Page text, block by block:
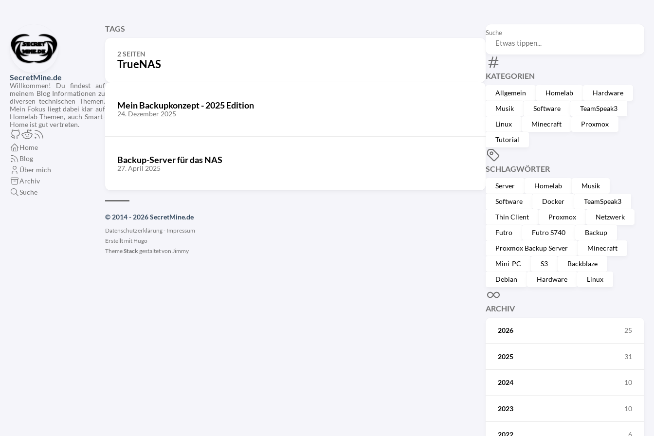
SecretMine.de
Willkommen! Du findest auf
meinem Blog Informationen zu
diversen technischen Themen.
Mein Fokus liegt dabei klar auf
Homelab-Themen, auch Smart-
Home ist gut vertreten.
Home
Blog
Über mich
Archiv
Suche
Suche
KATEGORIEN
Allgemein Homelab
Hardware
Musik
Software
TeamSpeak3
Linux
Minecraft
Proxmox
Tutorial
SCHLAGWÖRTER
Server Homelab
Musik
Software
Docker
TeamSpeak3
Thin Client
Proxmox
Netzwerk
Futro
Futro S740
Backup
Proxmox Backup Server
Minecraft
Mini-PC
S3
Backblaze
Debian
Hardware Linux
ARCHIV
2026 25
2025 31
2024 10
2023 10
2022 6
TAGS
2 SEITEN
TrueNAS
Mein Backupkonzept - 2025 Edition
24. Dezember 2025
Backup-Server für das NAS
27. April 2025
© 2014 - 2026 SecretMine.de
Datenschutzerklärung- Impressum
Erstellt mit Hugo
ThemeStack gestaltet von Jimmy